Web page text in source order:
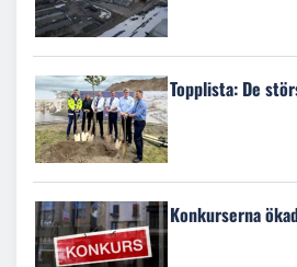
Topplista: De
Konkurserna